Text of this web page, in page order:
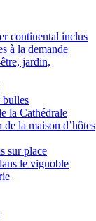
continental inclus
à la demande
jardin,
la Cathédrale
la maison d’hôtes
sur place
le vignoble